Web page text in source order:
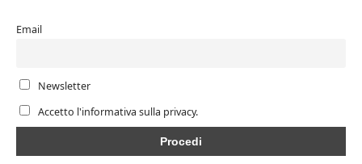
Email
Newsletter
Accetto l'informativa sulla privacy.